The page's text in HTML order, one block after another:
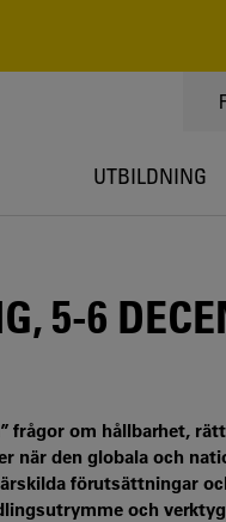
UTBILDNING
5-6
frågor om hållbarhet,
när den globala och
förutsättningar
och